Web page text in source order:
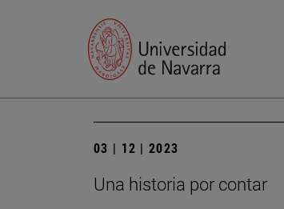
03 | 12 | 2023
Una historia por contar